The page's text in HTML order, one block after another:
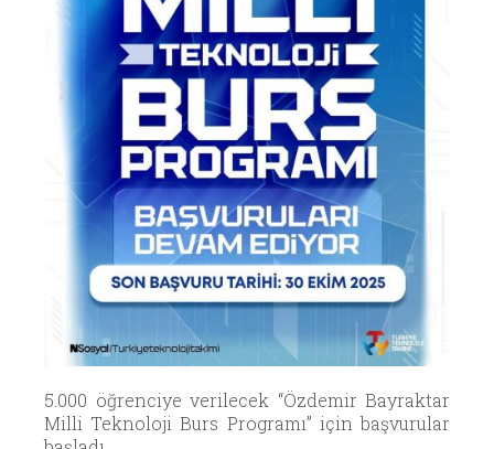
5.000 öğrenciye verilecek “Özdemir Bayraktar
Milli Teknoloji Burs Programı” için başvurular